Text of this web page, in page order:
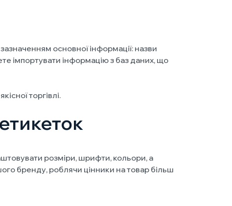
основної інформації: назви
імпортувати інформацію з баз даних, що
торгівлі.
розміри, шрифти, кольори, а
бренду, роблячи цінники на товар більш